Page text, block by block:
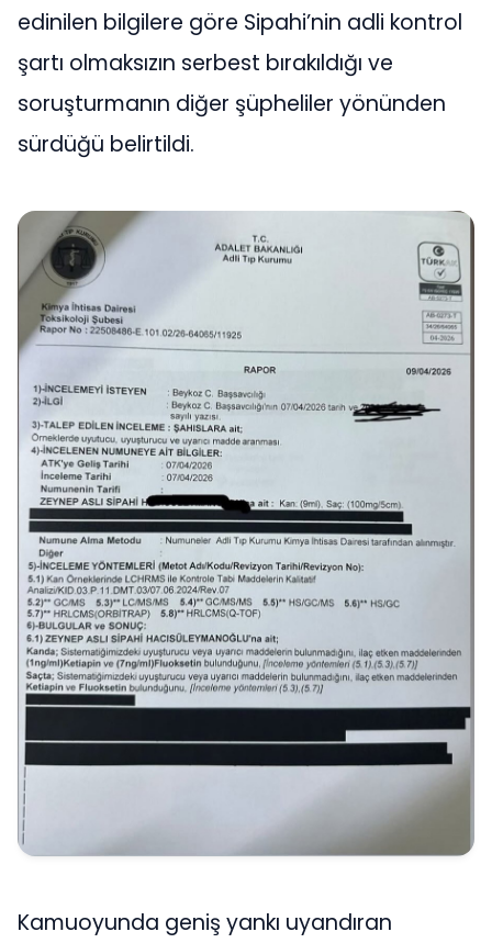
edinilen bilgilere göre Sipahi’nin adli kontrol
şartı olmaksızın serbest bırakıldığı ve
soruşturmanın diğer şüpheliler yönünden
sürdüğü belirtildi.
Kamuoyunda geniş yankı uyandıran